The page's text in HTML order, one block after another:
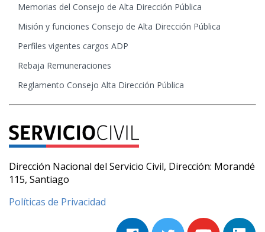
Memorias del Consejo de Alta Dirección Pública
Misión y funciones Consejo de Alta Dirección Pública
Perfiles vigentes cargos ADP
Rebaja Remuneraciones
Reglamento Consejo Alta Dirección Pública
Dirección Nacional del Servicio Civil, Dirección: Morandé
115, Santiago
Políticas de Privacidad